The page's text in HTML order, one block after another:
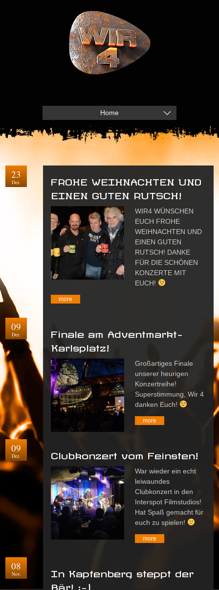
Home
23
Dez.
FROHE WEIHNACHTEN UND
EINEN GUTEN RUTSCH!
WIR4 WÜNSCHEN
EUCH FROHE
WEIHNACHTEN UND
EINEN GUTEN
RUTSCH! DANKE
FÜR DIE SCHÖNEN
KONZERTE MIT
EUCH!
more
09
Dez.
Finale am Adventmarkt-
Karlsplatz!
Großartiges Finale
unserer heurigen
Konzertreihe!
Superstimmung, Wir 4
danken Euch!
more
09
Dez. Clubkonzert vom Feinsten!
War wieder ein echt
leiwaundes
Clubkonzert in den
Interspot Filmstudios!
Hat Spaß gemacht für
euch zu spielen!
more
08
Nov.
In Kapfenberg steppt der
Bär! ;-)